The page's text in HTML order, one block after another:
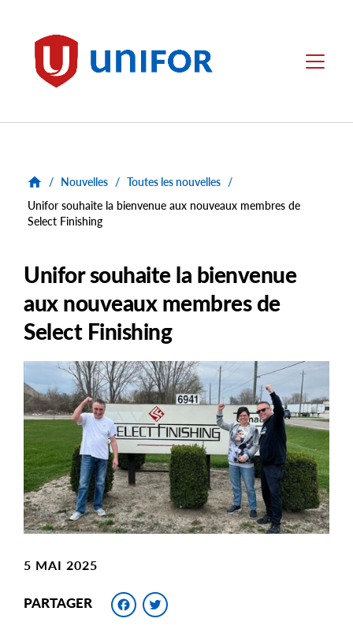
Unifor Menu
/ Nouvelles / Toutes les nouvelles /
Unifor souhaite la bienvenue aux nouveaux membres de
Select Finishing
Unifor souhaite la bienvenue
aux nouveaux membres de
Select Finishing
Main
Image
Image
5 MAI 2025
PARTAGER Facebook